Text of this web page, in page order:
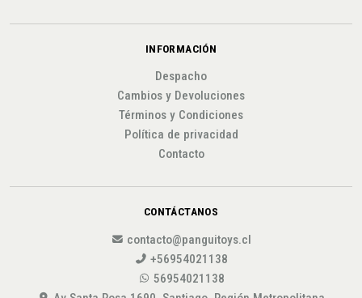
INFORMACIÓN
Despacho
Cambios y Devoluciones
Términos y Condiciones
Política de privacidad
Contacto
CONTÁCTANOS
contacto@panguitoys.cl
+56954021138
56954021138